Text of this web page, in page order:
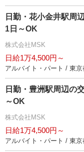
日勤・花小金井駅周
1日～OK
株式会社MSK
日給1万4,500円～
アルバイト・パート / 東京
日勤・豊洲駅周辺の
～OK
株式会社MSK
日給1万4,500円～
アルバイト・パート / 東京